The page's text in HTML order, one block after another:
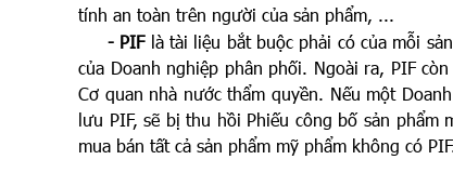
tính an toàn trên người của sản phẩm, ...
- PIFlà tài liệu bắt buộc phải có của mỗi
của Doanh nghiệp phân phối. Ngoài ra, PIF
Cơ quan nhà nước thẩm quyền. Nếu một
lưu PIF, sẽ bị thu hồi Phiếu công bố sản phẩm
mua bán tất cả sản phẩm mỹ phẩm không có